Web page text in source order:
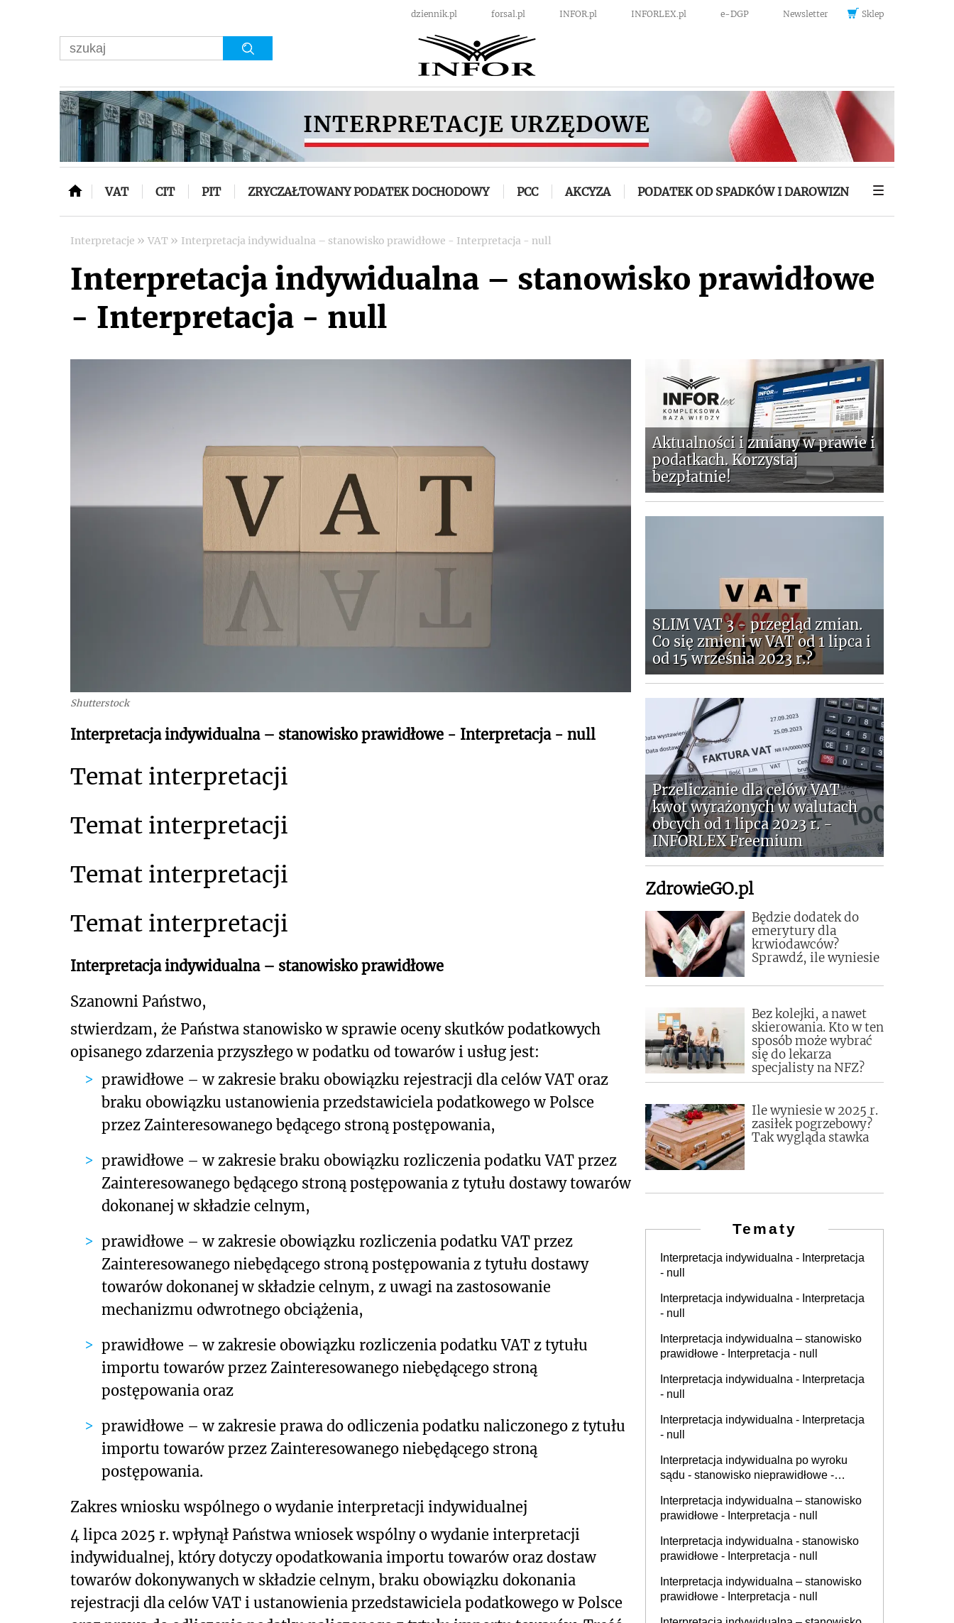
dziennik.pl forsal.pl INFOR.pl INFORLEX.pl e-DGP Newsletter Sklep
VAT CIT PIT ZRYCZAŁTOWANY PODATEK DOCHODOWY PCC AKCYZA PODATEK OD SPADKÓW I DAROWIZN
Interpretacje » VAT » Interpretacja indywidualna – stanowisko prawidłowe - Interpretacja - null
Interpretacja indywidualna – stanowisko prawidłowe
- Interpretacja - null
Shutterstock
Interpretacja indywidualna – stanowisko prawidłowe - Interpretacja - null
Temat interpretacji
Temat interpretacji
Temat interpretacji
Temat interpretacji
Interpretacja indywidualna – stanowisko prawidłowe
Szanowni Państwo,
stwierdzam, że Państwa stanowisko w sprawie oceny skutków podatkowych
opisanego zdarzenia przyszłego w podatku od towarów i usług jest:
prawidłowe – w zakresie braku obowiązku rejestracji dla celów VAT oraz
braku obowiązku ustanowienia przedstawiciela podatkowego w Polsce
przez Zainteresowanego będącego stroną postępowania,
prawidłowe – w zakresie braku obowiązku rozliczenia podatku VAT przez
Zainteresowanego będącego stroną postępowania z tytułu dostawy towarów
dokonanej w składzie celnym,
prawidłowe – w zakresie obowiązku rozliczenia podatku VAT przez
Zainteresowanego niebędącego stroną postępowania z tytułu dostawy
towarów dokonanej w składzie celnym, z uwagi na zastosowanie
mechanizmu odwrotnego obciążenia,
prawidłowe – w zakresie obowiązku rozliczenia podatku VAT z tytułu
importu towarów przez Zainteresowanego niebędącego stroną
postępowania oraz
prawidłowe – w zakresie prawa do odliczenia podatku naliczonego z tytułu
importu towarów przez Zainteresowanego niebędącego stroną
postępowania.
Zakres wniosku wspólnego o wydanie interpretacji indywidualnej
4 lipca 2025 r. wpłynął Państwa wniosek wspólny o wydanie interpretacji
indywidualnej, który dotyczy opodatkowania importu towarów oraz dostaw
towarów dokonywanych w składzie celnym, braku obowiązku dokonania
rejestracji dla celów VAT i ustanowienia przedstawiciela podatkowego w Polsce
Aktualności i zmiany w prawie i
podatkach. Korzystaj
bezpłatnie!
SLIM VAT 3 - przegląd zmian.
Co się zmieni w VAT od 1 lipca i
od 15 września 2023 r.?
Przeliczanie dla celów VAT
kwot wyrażonych w walutach
obcych od 1 lipca 2023 r. -
INFORLEX Freemium
ZdrowieGO.pl
Będzie dodatek do
emerytury dla
krwiodawców?
Sprawdź, ile wyniesie
Bez kolejki, a nawet
skierowania. Kto w ten
sposób może wybrać
się do lekarza
specjalisty na NFZ?
Ile wyniesie w 2025 r.
zasiłek pogrzebowy?
Tak wygląda stawka
Tematy
Interpretacja indywidualna - Interpretacja
- null
Interpretacja indywidualna - Interpretacja
- null
Interpretacja indywidualna – stanowisko
prawidłowe - Interpretacja - null
Interpretacja indywidualna - Interpretacja
- null
Interpretacja indywidualna - Interpretacja
- null
Interpretacja indywidualna po wyroku
sądu - stanowisko nieprawidłowe -
Interpretacja indywidualna – stanowisko
prawidłowe - Interpretacja - null
Interpretacja indywidualna - stanowisko
prawidłowe - Interpretacja - null
Interpretacja indywidualna – stanowisko
prawidłowe - Interpretacja - null